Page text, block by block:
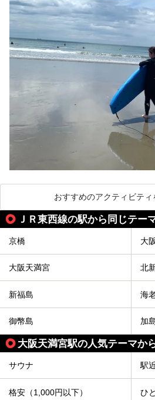
おすすめのアクティビティ
ＪＲ東西線の駅から同じテー
京橋 大
大阪天満宮 北
新福島 海
御幣島 加
大阪天満宮駅の人気テーマか
サウナ 駅
格安（1,000円以下） ひ